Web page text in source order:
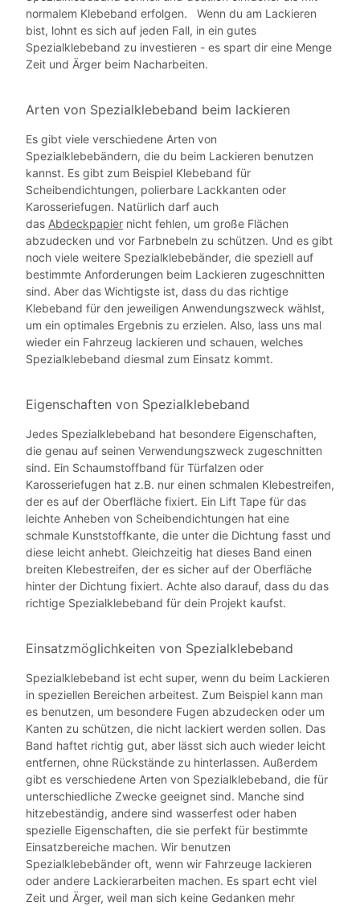
normalem Klebeband erfolgen. Wenn du am Lackieren
bist, lohnt es sich auf jeden Fall, in ein gutes
Spezialklebeband zu investieren - es spart dir eine Menge
Zeit und Ärger beim Nacharbeiten.
Arten von Spezialklebeband beim lackieren
Es gibt viele verschiedene Arten von
Spezialklebebändern, die du beim Lackieren benutzen
kannst. Es gibt zum Beispiel Klebeband für
Scheibendichtungen, polierbare Lackkanten oder
Karosseriefugen. Natürlich darf auch
das Abdeckpapier nicht fehlen, um große Flächen
abzudecken und vor Farbnebeln zu schützen. Und es gibt
noch viele weitere Spezialklebebänder, die speziell auf
bestimmte Anforderungen beim Lackieren zugeschnitten
sind. Aber das Wichtigste ist, dass du das richtige
Klebeband für den jeweiligen Anwendungszweck wählst,
um ein optimales Ergebnis zu erzielen. Also, lass uns mal
wieder ein Fahrzeug lackieren und schauen, welches
Spezialklebeband diesmal zum Einsatz kommt.
Eigenschaften von Spezialklebeband
Jedes Spezialklebeband hat besondere Eigenschaften,
die genau auf seinen Verwendungszweck zugeschnitten
sind. Ein Schaumstoffband für Türfalzen oder
Karosseriefugen hat z.B. nur einen schmalen Klebestreifen,
der es auf der Oberfläche fixiert. Ein Lift Tape für das
leichte Anheben von Scheibendichtungen hat eine
schmale Kunststoffkante, die unter die Dichtung fasst und
diese leicht anhebt. Gleichzeitig hat dieses Band einen
breiten Klebestreifen, der es sicher auf der Oberfläche
hinter der Dichtung fixiert. Achte also darauf, dass du das
richtige Spezialklebeband für dein Projekt kaufst.
Einsatzmöglichkeiten von Spezialklebeband
Spezialklebeband ist echt super, wenn du beim Lackieren
in speziellen Bereichen arbeitest. Zum Beispiel kann man
es benutzen, um besondere Fugen abzudecken oder um
Kanten zu schützen, die nicht lackiert werden sollen. Das
Band haftet richtig gut, aber lässt sich auch wieder leicht
entfernen, ohne Rückstände zu hinterlassen. Außerdem
gibt es verschiedene Arten von Spezialklebeband, die für
unterschiedliche Zwecke geeignet sind. Manche sind
hitzebeständig, andere sind wasserfest oder haben
spezielle Eigenschaften, die sie perfekt für bestimmte
Einsatzbereiche machen. Wir benutzen
Spezialklebebänder oft, wenn wir Fahrzeuge lackieren
oder andere Lackierarbeiten machen. Es spart echt viel
Zeit und Ärger, weil man sich keine Gedanken mehr